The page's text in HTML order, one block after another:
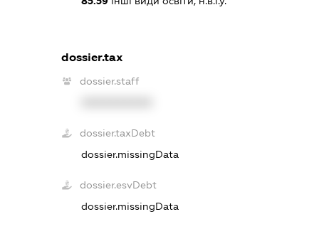
dossier.tax
dossier.staff
dossier.taxDebt
dossier.missingData
dossier.esvDebt
dossier.missingData